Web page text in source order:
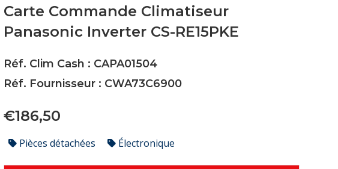
Carte Commande Climatiseur
Panasonic Inverter CS-RE15PKE
Réf. Clim Cash : CAPA01504
Réf. Fournisseur : CWA73C6900
€186,50
Pièces détachées Électronique